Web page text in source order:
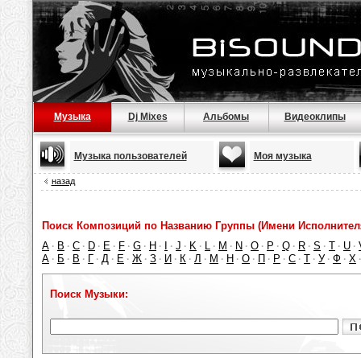
Музыка Dj Mixes Альбомы Видеоклипы
Музыка пользователей Моя музыка
назад
Поиск Композиций по Названию Группы (Имени
A · B · C · D · E · F · G · H · · J · K · L · M · N · O · P · Q · R · S · T · U ·
А · Б · В · Г · Д · Е · Ж · З · И · К · Л · М · Н · О · П · Р · С · Т · У · Ф · Х
Поиск Музыки: